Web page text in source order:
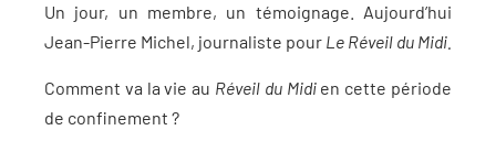
Un jour, un membre, un témoignage. Aujourd’hui
Jean-Pierre Michel, journaliste pour Le Réveil du Midi.
Comment va la vie au Réveil du Midi en cette période
de confinement ?